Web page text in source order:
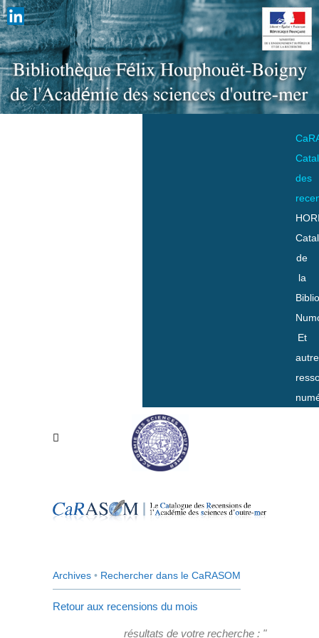
des
de
la
Et
Archives • Rechercher dans le CaRASOM
Retour aux recensions du mois
résultats de votre recherche : "